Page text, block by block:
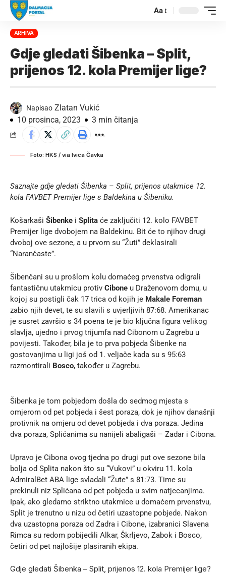
Aa
ARHIVA
Gdje gledati Šibenka – Split,
prijenos 12. kola Premijer lige?
Napisao Zlatan Vukić
10 prosinca, 2023
3 min čitanja
Foto: HKS / via Ivica Čavka
Saznajte gdje gledati Šibenka – Split, prijenos utakmice 12.
kola FAVBET Premijer lige s Baldekina u Šibeniku.
Košarkaši Šibenke i Splita će zaključiti 12. kolo FAVBET
Premijer lige dvobojem na Baldekinu. Bit će to njihov drugi
dvoboj ove sezone, a u prvom su “Žuti” deklasirali
“Narančaste”.
Šibenčani su u prošlom kolu domaćeg prvenstva odigrali
fantastičnu utakmicu protiv Cibone u Draženovom domu, u
kojoj su postigli čak 17 trica od kojih je Makale Foreman
zabio njih devet, te su slavili s uvjerljivih 87:68. Amerikanac
je susret završio s 34 poena te je bio ključna figura velikog
slavlja, ujedno i prvog trijumfa nad Cibonom u Zagrebu u
povijesti. Također, bila je to prva pobjeda Šibenke na
gostovanjima u ligi još od 1. veljače kada su s 95:63
razmontirali Bosco, također u Zagrebu.
Šibenka je tom pobjedom došla do sedmog mjesta s
omjerom od pet pobjeda i šest poraza, dok je njihov današnji
protivnik na omjeru od devet pobjeda i dva poraza. Jedina
dva poraza, Splićanima su nanijeli abaligaši – Zadar i Cibona.
Upravo je Cibona ovog tjedna po drugi put ove sezone bila
bolja od Splita nakon što su “Vukovi” u okviru 11. kola
AdmiralBet ABA lige svladali “Žute” s 81:73. Time su
prekinuli niz Splićana od pet pobjeda u svim natjecanjima.
Ipak, ako gledamo striktno utakmice u domaćem prvenstvu,
Split je trenutno u nizu od četiri uzastopne pobjede. Nakon
dva uzastopna poraza od Zadra i Cibone, izabranici Slavena
Rimca su redom pobijedili Alkar, Škrljevo, Zabok i Bosco,
četiri od pet najlošije plasiranih ekipa.
Gdje gledati Šibenka – Split, prijenos 12. kola Premijer lige?